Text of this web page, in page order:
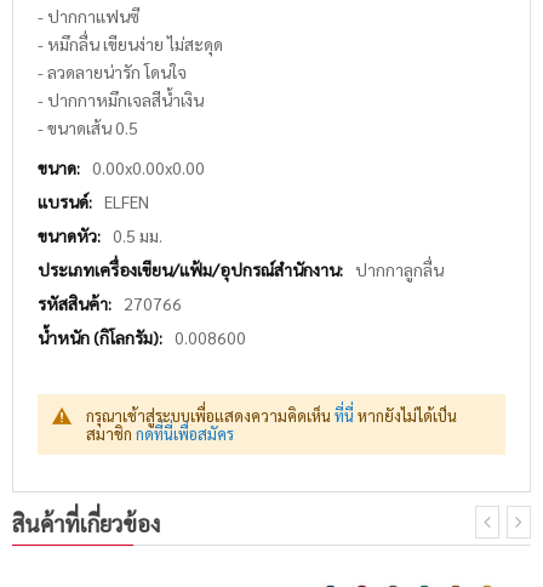
- ปากกาแฟนซี
- หมึกลื่น เขียนง่าย ไม่สะดุด
- ลวดลายน่ารัก โดนใจ
- ปากกาหมึกเจลสีน้ำเงิน
- ขนาดเส้น 0.5
More
Information
0.00x0.00x0.00
ELFEN
0.5 มม.
ปากกาลูกลื่น
270766
0.008600
กรุณาเช้าสู่ระบบเพื่อแสดงความคิดเห็นที่นี่หากยังไม่ได้เป็น
สมาชิก กดที่นี่เพื่อสมัคร
สินค้าที่เกี่ยวข้อง